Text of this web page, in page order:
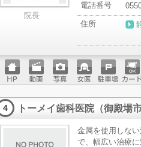
院長
電話番号
住所
ホーム
ページ
動画 写真 女医 駐車場クレ
ット
ード
4 トーメイ歯科医院（御殿場
金属を使用しな
で、幅広い治療